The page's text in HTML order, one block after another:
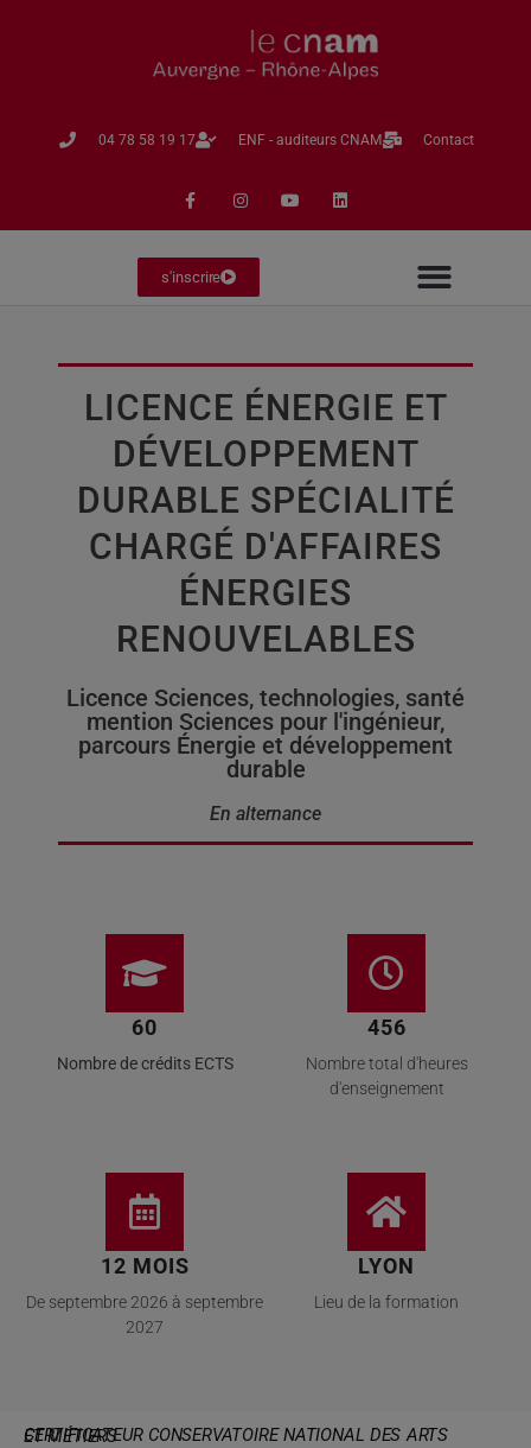
04 78 58 19 17​ ENF - auditeurs CNAM Contact
s'inscrire
LICENCE ÉNERGIE ET
DÉVELOPPEMENT
DURABLE SPÉCIALITÉ
CHARGÉ D'AFFAIRES
ÉNERGIES
RENOUVELABLES
Licence Sciences, technologies, santé
mention Sciences pour l'ingénieur,
parcours Énergie et développement
durable
En alternance
60
Nombre de crédits ECTS
456
Nombre total d'heures
d'enseignement
12 MOIS
De septembre 2026 à septembre
2027
LYON
Lieu de la formation
CERTIFICATEUR CONSERVATOIRE NATIONAL DES ARTS ET MÉTIERS